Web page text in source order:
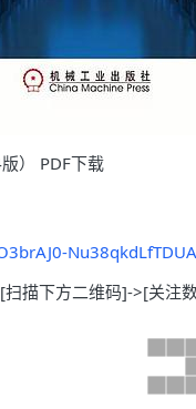
） PDF下载
Nu38qkdLfTDUA
描下方二维码]->[关注